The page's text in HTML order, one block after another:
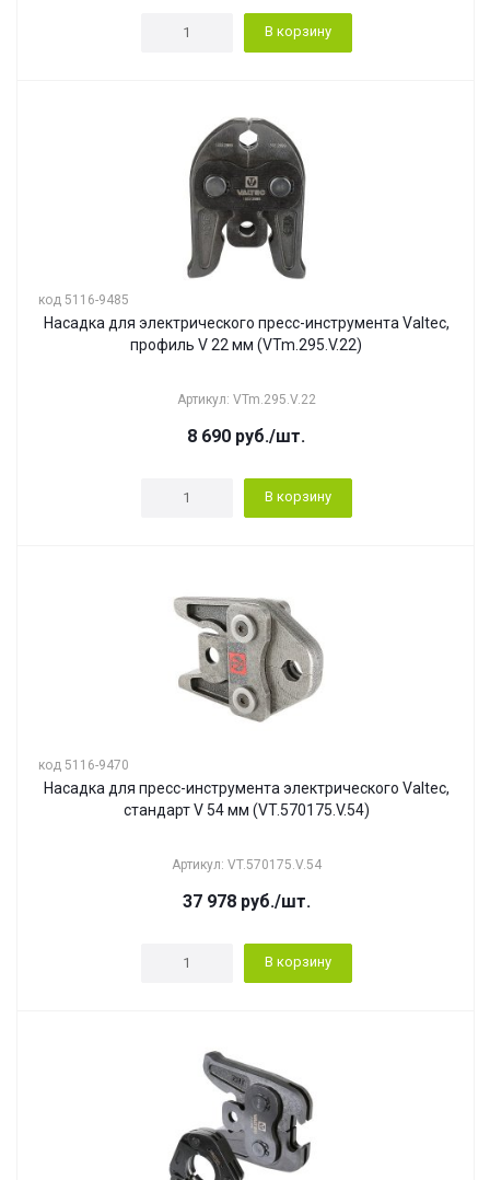
В корзину
код 5116-9485
Насадка для электрического пресс-инструмента Valtec,
профиль V 22 мм (VTm.295.V.22)
Артикул: VTm.295.V.22
8 690 руб./шт.
В корзину
код 5116-9470
Насадка для пресс-инструмента электрического Valtec,
стандарт V 54 мм (VT.570175.V.54)
Артикул: VT.570175.V.54
37 978руб./шт.
В корзину